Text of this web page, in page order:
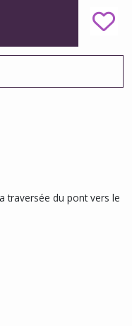
traversée du pont vers le